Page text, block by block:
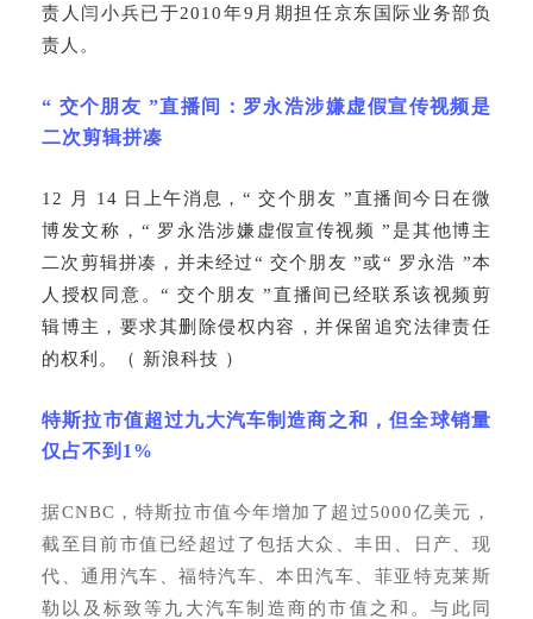
责人闫小兵已于2010年9月期担任京东国际业务部负
责人。
“ 交个朋友 ”直播间：罗永浩涉嫌虚假宣传视频是
二次剪辑拼凑
12 月 14 日上午消息，“ 交个朋友 ”直播间今日在微
博发文称，“ 罗永浩涉嫌虚假宣传视频 ”是其他博主
二次剪辑拼凑，并未经过“ 交个朋友 ”或“ 罗永浩 ”本
人授权同意。“ 交个朋友 ”直播间已经联系该视频剪
辑博主，要求其删除侵权内容，并保留追究法律责任
的权利。（ 新浪科技 ）
特斯拉市值超过九大汽车制造商之和，但全球销量
仅占不到 1%
据CNBC，特斯拉市值今年增加了超过5000亿美元，
截至目前市值已经超过了包括大众、丰田、日产、现
代、通用汽车、福特汽车、本田汽车、菲亚特克莱斯
勒以及标致等九大汽车制造商的市值之和。与此同